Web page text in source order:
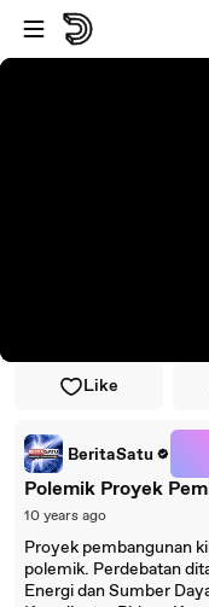
Skip to player
Skip to main content
Like
BeritaSatu
Polemik Proyek
10 years ago
Proyek pembangunan
polemik. Perdebatan
Energi dan Sumber